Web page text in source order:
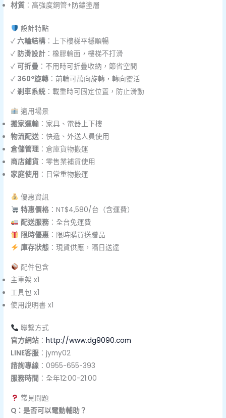
材質 ：高強度鋼管+防鏽塗層
設計特點
✓六輪結構 ：上下樓梯平穩順暢
✓ 防滑設計 ：橡膠輪面，樓梯不打滑
✓可折疊 ：不用時可折疊收納，節省空間
✓ 360°旋轉 ：前輪可萬向旋轉，轉向靈活
✓剎車系統 ：載重時可固定位置，防止滑動
適用場景
搬家運輸 ：家具、電器上下樓
物流配送 ：快遞、外送人員使用
倉儲管理 ：倉庫貨物搬運
商店鋪貨 ：零售業補貨使用
家庭使用 ：日常重物搬運
優惠資訊
特惠價格：NT$4,580/台（含運費）
配送服務：全台免運費
限時優惠 ：限時購買送贈品
庫存狀態：現貨供應，隔日送達
配件包含
主車架 x1
工具包 x1
使用說明書 x1
聯繫方式
官方網站 ：http://www.dg9090.com
LINE客服 ：jymy02
諮詢專線 ：0955-655-393
服務時間 ：全年12:00-21:00
常見問題
Q：是否可以電動輔助？